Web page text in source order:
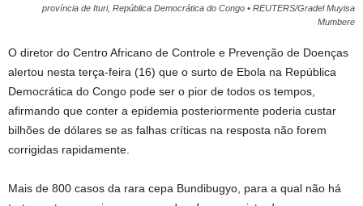
província de Ituri, República Democrática do Congo • REUTERS/Gradel Muyisa
Mumbere
O diretor do Centro Africano de Controle e Prevenção de Doenças
alertou nesta terça-feira (16) que o surto de Ebola na República
Democrática do Congo pode ser o pior de todos os tempos,
afirmando que conter a epidemia posteriormente poderia custar
bilhões de dólares se as falhas críticas na resposta não forem
corrigidas rapidamente.
Mais de 800 casos da rara cepa Bundibugyo, para a qual não há